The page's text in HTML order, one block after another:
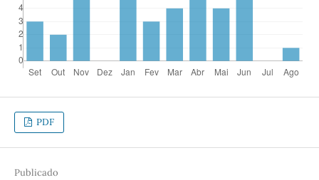
PDF
Publicado